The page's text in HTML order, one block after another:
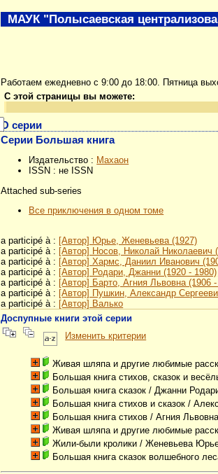
Работаем ежедневно с 9:00 до 18:00. Пятница
С этой страницы вы можете:
О серии
Серии Большая книга
Издательство : Махаон
ISSN : не ISSN
Attached sub-series
Все приключения в одном томе
a participé à : [Автор] Юрье, Женевьева (1927)
a participé à : [Автор] Носов, Николай Николаевич
a participé à : [Автор] Хармс, Даниил Иванович
a participé à : [Автор] Родари, Джанни (1920 - 1980)
a participé à : [Автор] Барто, Агния Львовна (1906
a participé à : [Автор] Пушкин, Александр
a participé à : [Автор] Валько
Доспупные книги этой серии
Изменить критерии
Живая шляпа и другие любимые
Большая книга стихов, сказок и
Большая книга сказок / Джанни
Большая книга стихов и сказок /
Большая книга стихов / Агния
Живая шляпа и другие любимые
Жили-были кролики / Женевьева
Большая книга сказок волшебного
МАУК "Полысаевская